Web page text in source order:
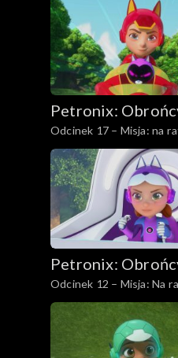
Petronix:
zwierząt
Odcinek 17 – Misja: na
kotu rdzawemu
Petronix:
zwierząt
Odcinek 12 – Misja: Na
łasicy